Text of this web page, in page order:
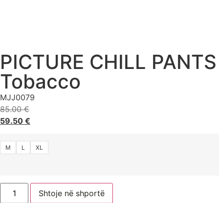
PICTURE CHILL PANTS
Tobacco
MJJ0079
85.00€
59.50 €
M L XL
Shtoje në shportë